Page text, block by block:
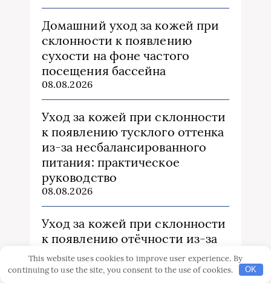
Домашний уход за кожей при
склонности к появлению
сухости на фоне частого
посещения бассейна
08.08.2026
Уход за кожей при склонности
к появлению тусклого оттенка
из‑за несбалансированного
питания: практическое
руководство
08.08.2026
Уход за кожей при склонности
к появлению отёчности из‑за
высокого потребления соли:
что действительно помогает
This website uses cookies to improve user experience. By
continuing to use the site, you consent to the use of cookies.
OK